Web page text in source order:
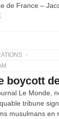
de France –
boycott
Le Monde,
tribune
musulmans en